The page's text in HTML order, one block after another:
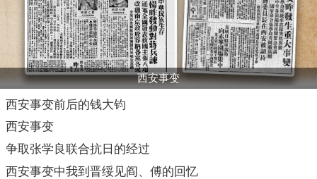
西安事变
西安事变前后的钱大钧
西安事变
争取张学良联合抗日的经过
西安事变中我到晋绥见阎、傅的回忆